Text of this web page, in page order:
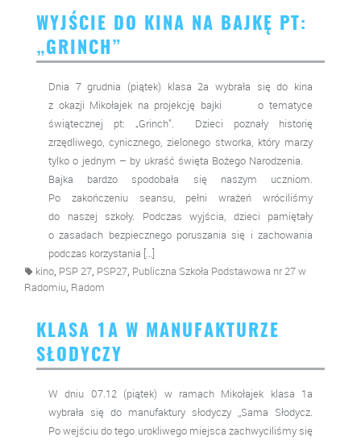
WYJŚCIE DO KINA NA BAJKĘ PT:
„GRINCH”
Dnia 7 grudnia (piątek) klasa 2a wybrała się do kina
z okazji Mikołajek na projekcję bajki o tematyce
świątecznej pt: „Grinch”. Dzieci poznały historię
zrzędliwego, cynicznego, zielonego stworka, który marzy
tylko o jednym – by ukraść święta Bożego Narodzenia.
Bajka bardzo spodobała się naszym uczniom.
Po zakończeniu seansu, pełni wrażeń wróciliśmy
do naszej szkoły. Podczas wyjścia, dzieci pamiętały
o zasadach bezpiecznego poruszania się i zachowania
podczas korzystania […]
kino, PSP 27, PSP27, Publiczna Szkoła Podstawowa nr 27 w
Radomiu, Radom
KLASA 1A W MANUFAKTURZE
SŁODYCZY
W dniu 07.12 (piątek) w ramach Mikołajek klasa 1a
wybrała się do manufaktury słodyczy ,,Sama Słodycz.
Po wejściu do tego urokliwego miejsca zachwyciliśmy się